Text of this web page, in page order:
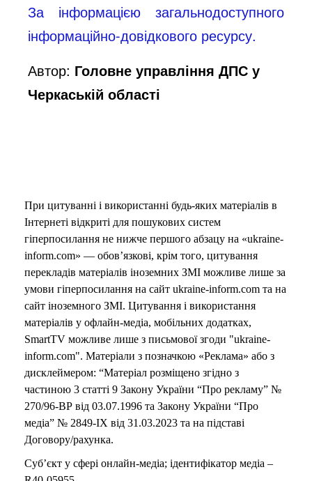
За інформацією загальнодоступного
інформаційно-довідкового ресурсу.
Автор: Головне управління ДПС у
Черкаській області
При цитуванні і використанні будь-яких матеріалів в
Інтернеті відкриті для пошукових систем
гіперпосилання не нижче першого абзацу на «ukraine-
inform.com» — обов’язкові, крім того, цитування
перекладів матеріалів іноземних ЗМІ можливе лише за
умови гіперпосилання на сайт ukraine-inform.com та на
сайт іноземного ЗМІ. Цитування і використання
матеріалів у офлайн-медіа, мобільних додатках,
SmartTV можливе лише з письмової згоди "ukraine-
inform.com". Матеріали з позначкою «Реклама» або з
дисклеймером: “Матеріал розміщено згідно з
частиною 3 статті 9 Закону України “Про рекламу” №
270/96-ВР від 03.07.1996 та Закону України “Про
медіа” № 2849-IX від 31.03.2023 та на підставі
Договору/рахунка.
Суб’єкт у сфері онлайн-медіа; ідентифікатор медіа –